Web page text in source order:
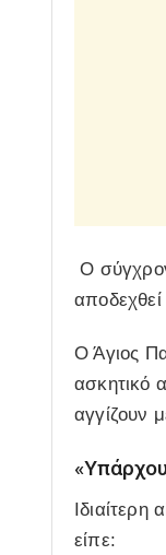
Ο
Ο Άγιος
ασκητικό
αγγίζουν
είπε: